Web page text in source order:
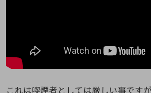
これは喫煙者としては厳しい事です